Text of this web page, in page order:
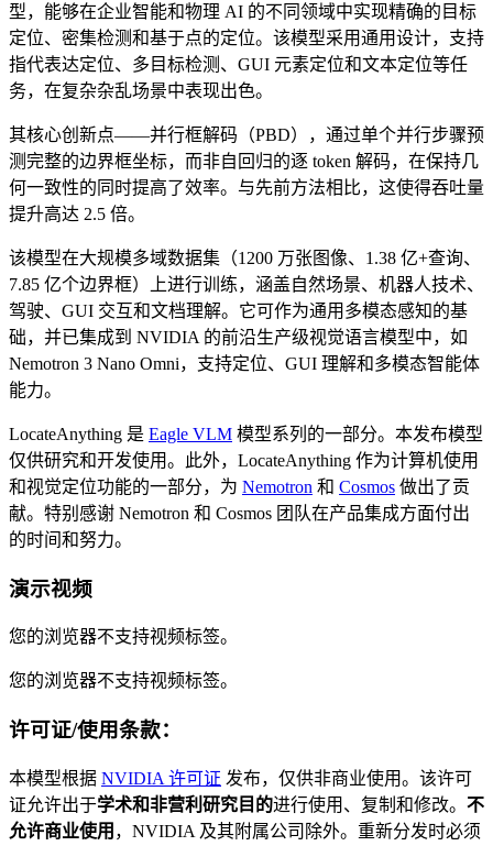
型，能够在企业智能和物理 AI 的不同领域中实现精确的目标
定位、密集检测和基于点的定位。该模型采用通用设计，支持
指代表达定位、多目标检测、GUI 元素定位和文本定位等任
务，在复杂杂乱场景中表现出色。
其核心创新点——并行框解码（PBD），通过单个并行步骤预
测完整的边界框坐标，而非自回归的逐 token 解码，在保持几
何一致性的同时提高了效率。与先前方法相比，这使得吞吐量
提升高达 2.5 倍。
该模型在大规模多域数据集（1200 万张图像、1.38 亿+查询、
7.85 亿个边界框）上进行训练，涵盖自然场景、机器人技术、
驾驶、GUI 交互和文档理解。它可作为通用多模态感知的基
础，并已集成到 NVIDIA 的前沿生产级视觉语言模型中，如
Nemotron 3 Nano Omni，支持定位、GUI 理解和多模态智能体
能力。
LocateAnything 是 Eagle VLM 模型系列的一部分。本发布模型
仅供研究和开发使用。此外，LocateAnything 作为计算机使用
和视觉定位功能的一部分，为 Nemotron 和 Cosmos 做出了贡
献。特别感谢 Nemotron 和 Cosmos 团队在产品集成方面付出
的时间和努力。
演示视频
您的浏览器不支持视频标签。
您的浏览器不支持视频标签。
许可证/使用条款：
本模型根据 NVIDIA 许可证 发布，仅供非商业使用。该许可
证允许出于学术和非营利研究目的进行使用、复制和修改。 不
允许商业使用 ，NVIDIA 及其附属公司除外。重新分发时必须